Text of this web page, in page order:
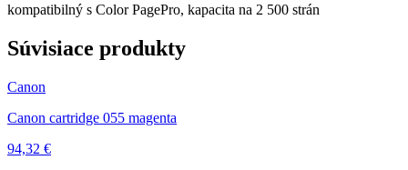
kompatibilný s Color PagePro, kapacita na 2 500 strán
Súvisiace produkty
Canon
Canon cartridge 055 magenta
94,32 €